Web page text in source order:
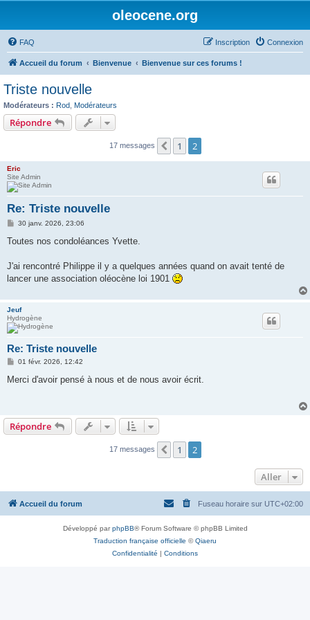
oleocene.org
FAQ Connexion
Inscription
Accueil du forum Bienvenue Bienvenue sur ces forums !
Triste nouvelle
Modérateurs : Rod Modérateurs
Répondre
17 messages Précédent
1 2
Eric
Site Admin
Re: Triste nouvelle
M
s
g
30 janv. 2026, 23:06
Toutes nos condoléances Yvette.
J'ai rencontré Philippe il y a quelques années quand on avait tenté de
lancer une association oléocène loi 1901
Jeuf
Hydrogène
Re: Triste nouvelle
M
s
01 févr. 2026, 12:42
Merci d'avoir pensé à nous et de nous avoir écrit.
Répondre
17 messages Précédent
1 2
Aller
Accueil du forum Fuseau horaire sur UTC+02:00
Développé parphpBB® Forum Software © phpBB Limited
Traduction française officielle ©Qiaeru
Confidentialité | Conditions